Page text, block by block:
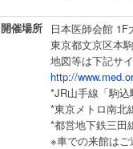
開催場所
日本医師会館
東京都文京区本
地図等は下記サ
http://
*JR山手線「駒
*東京メトロ南北
*都営地下鉄三田
※車での来館は